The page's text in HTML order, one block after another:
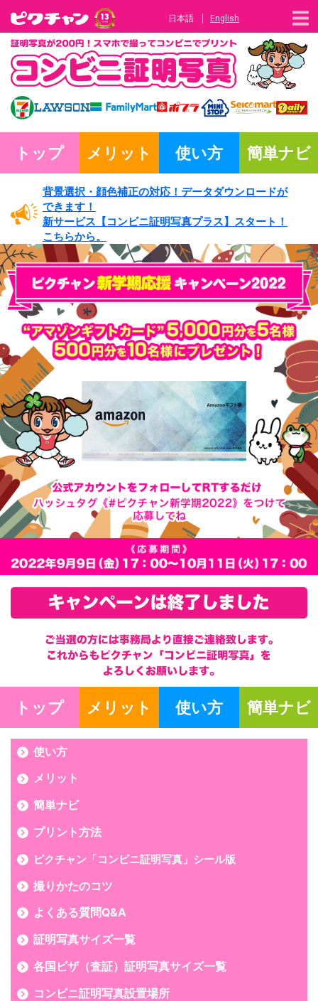
日本語 English
トップ メリット 使い方 簡単ナビ
背景選択・ 顔色補正の対応！ データダウンロードが
できます！
新サービス 【コンビニ証明写真プラス】
スタート！
こちらから。
トップ メリット 使い方 簡単ナビ
使い方
メリット
簡単ナビ
プリント方法
ピクチャン「コンビニ証明写真」シール版
撮りかたのコツ
よくある質問Q&A
証明写真サイズ一覧
各国ビザ（査証）証明写真サイズ一覧
コンビニ証明写真設置場所